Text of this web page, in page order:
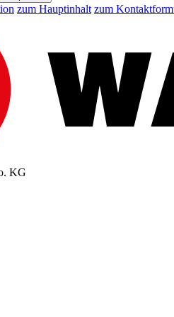
zum Hauptinhalt zum
KG